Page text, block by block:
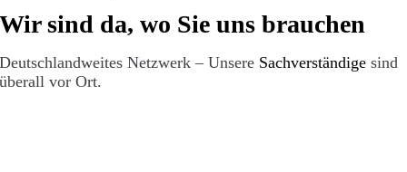
Wir sind da, wo Sie uns brauchen
Deutschlandweites Netzwerk – Unsere Sachverständige sind
überall vor Ort.